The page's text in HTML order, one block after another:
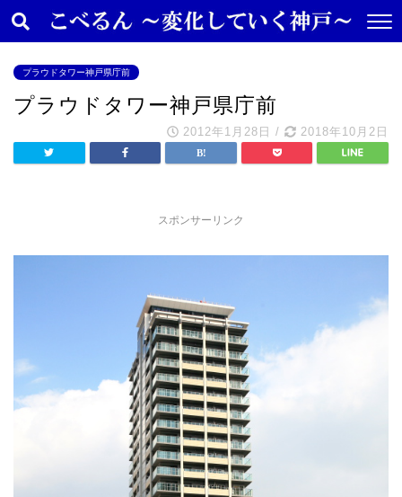
プラウドタワー神戸県庁前
プラウドタワー神戸県庁前
2012年1月28日 / 2018年10月2日
スポンサーリンク